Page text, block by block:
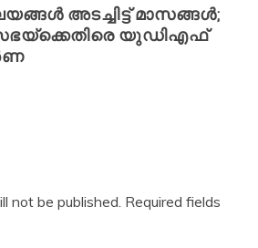
അടച്ചിട്ട് മാസങ്ങൾ;
യുഡിഎഫ്
not be published. Required fields